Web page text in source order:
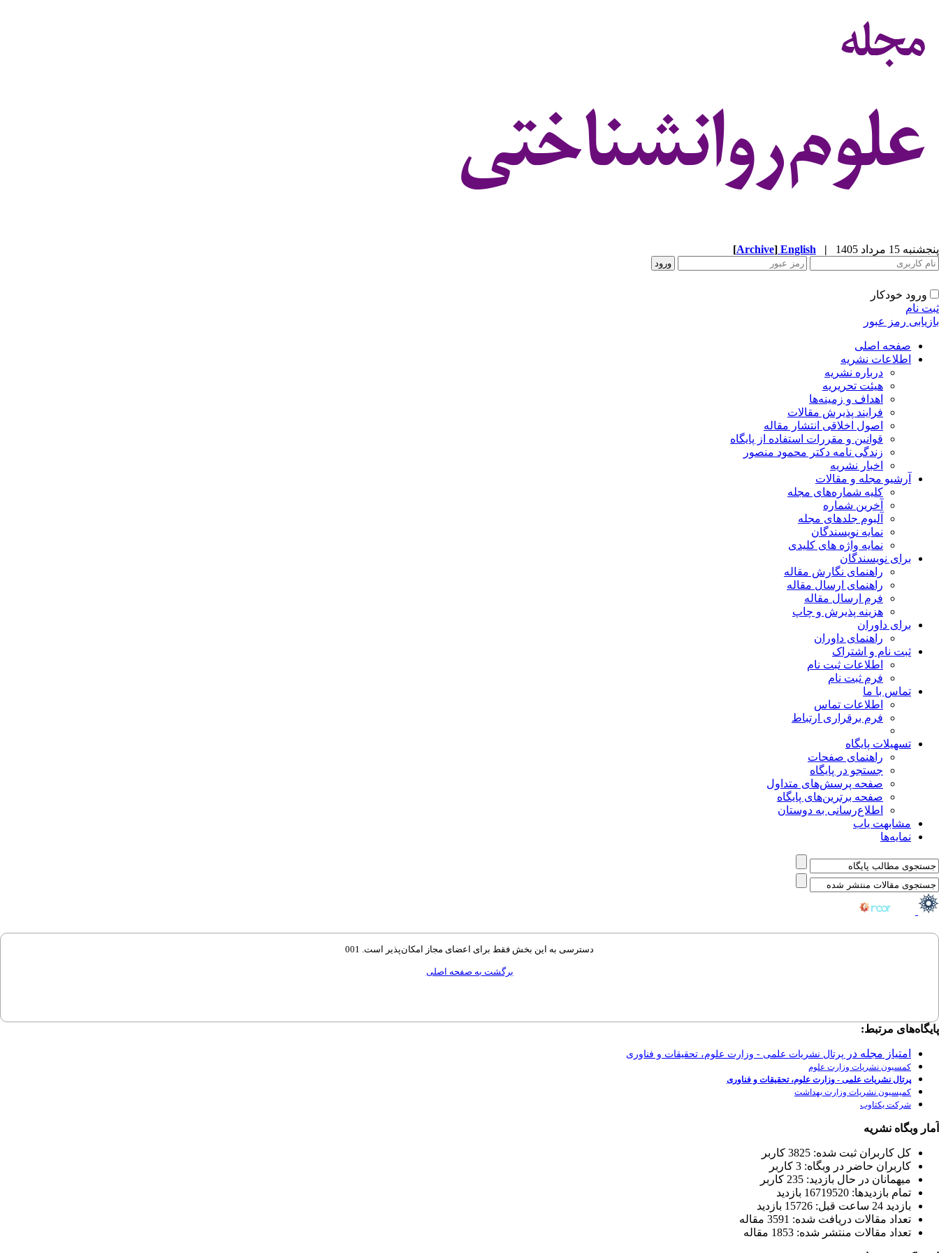
پنجشنبه 15 مرداد 1405 |
English
[Archive]
ورود خودکار
ثبت نام
بازیابی رمز عبور
صفحه اصلی
اطلاعات نشریه
درباره نشریه
هیئت تحریریه
اهداف و زمینه‌ها
فرایند پذیرش مقالات
اصول اخلاقی انتشار مقاله
قوانین و مقررات استفاده از پایگاه
زندگی نامه دکتر محمود منصور
اخبار نشریه
آرشیو مجله و مقالات
کلیه شماره‌های مجله
آخرین شماره
آلبوم جلدهای مجله
نمایه نویسندگان
نمایه واژه های کلیدی
برای نویسندگان
راهنمای نگارش مقاله
راهنمای ارسال مقاله
فرم ارسال مقاله
هزینه پذیرش و چاپ
برای داوران
راهنمای داوران
ثبت نام و اشتراک
اطلاعات ثبت نام
فرم ثبت نام
تماس با ما
اطلاعات تماس
فرم برقراری ارتباط
تسهیلات پایگاه
راهنمای صفحات
جستجو در پایگاه
صفحه پرسش‌های متداول
صفحه برترین‌های پایگاه
اطلاع‌رسانی به دوستان
مشابهت یاب
نمایه‌ها
دسترسی به این بخش فقط برای اعضای مجاز امکان‌پذیر است. 001
برگشت به صفحه اصلی
پایگاه‌های مرتبط:
امتیاز مجله در پرتال نشریات علمی - وزارت علوم، تحقیقات و فناوری
کمسیون نشریات وزارت علوم
پرتال نشریات علمی - وزارت علوم، تحقیقات و فناوری
کمیسیون نشریات وزارت بهداشت
شرکت یکتاوب
آمار وبگاه نشریه
كل کاربران ثبت شده: 3825 کاربر
کاربران حاضر در وبگاه: 3 کاربر
ميهمانان در حال بازديد: 235 کاربر
تمام بازديد‌ها: 16719520 بازدید
بازديد 24 ساعت قبل: 15726 بازدید
تعداد مقالات دریافت شده: 3591 مقاله
تعداد مقالات منتشر شده: 1853 مقاله